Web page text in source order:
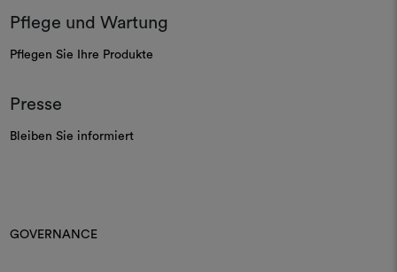
Pflege und Wartung
Pflegen Sie Ihre Produkte
Presse
Bleiben Sie informiert
GOVERNANCE